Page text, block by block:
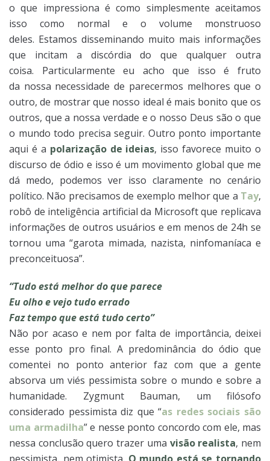
o que impressiona é como simplesmente aceitamos
isso como normal e o volume monstruoso
deles. Estamos disseminando muito mais informações
que incitam a discórdia do que qualquer outra
coisa. Particularmente eu acho que isso é fruto
da nossa necessidade de parecermos melhores que o
outro, de mostrar que nosso ideal é mais bonito que os
outros, que a nossa verdade e o nosso Deus são o que
o mundo todo precisa seguir. Outro ponto importante
aqui é a polarização de ideias, isso favorece muito o
discurso de ódio e isso é um movimento global que me
dá medo, podemos ver isso claramente no cenário
político. Não precisamos de exemplo melhor que a Tay,
robô de inteligência artificial da Microsoft que replicava
informações de outros usuários e em menos de 24h se
tornou uma “garota mimada, nazista, ninfomaníaca e
preconceituosa”.
“Tudo está melhor do que parece
Eu olho e vejo tudo errado
Faz tempo que está tudo certo”
Não por acaso e nem por falta de importância, deixei
esse ponto pro final. A predominância do ódio que
comentei no ponto anterior faz com que a gente
absorva um viés pessimista sobre o mundo e sobre a
humanidade. Zygmunt Bauman, um filósofo
considerado pessimista diz que “as redes sociais são
uma armadilha” e nesse ponto concordo com ele, mas
nessa conclusão quero trazer uma visão realista, nem